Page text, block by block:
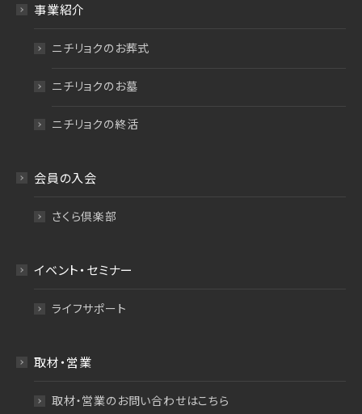
事業紹介
ニチリョクのお葬式
ニチリョクのお墓
ニチリョクの終活
会員の入会
さくら倶楽部
イベント・セミナー
ライフサポート
取材・営業
取材・営業のお問い合わせはこちら